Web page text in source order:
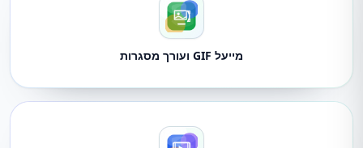
מייעל GIF ועורך מסגרות